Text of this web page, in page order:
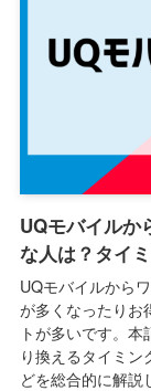
UQモバイルか
な人は？タイ
UQモバイルから
が多くなったりお
トが多いです。
り換えるタイミ
どを総合的に解説